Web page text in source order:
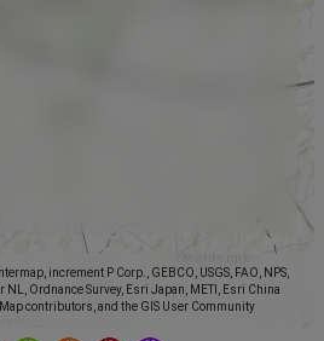
increment P Corp., GEBCO, USGS, FAO, NPS,
NL, Ordnance Survey, Esri Japan, METI, Esri China
contributors, and the GIS User Community